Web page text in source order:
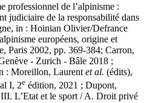
professionnel de l’alpinisme :
judiciaire de la responsabilité dans
in : Hoinian Olivier/Defrance
européens, origine et
Paris 2002, pp. 369-384; Carron,
- Zurich - Bâle 2018 ;
: Moreillon, Laurent et al. (édits),
I, 2e édition, 2021 ; Dupont,
L’Etat et le sport / A. Droit privé